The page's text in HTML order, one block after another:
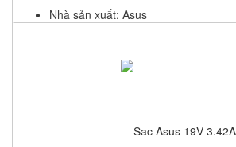
Nhà sản xuất: Asus